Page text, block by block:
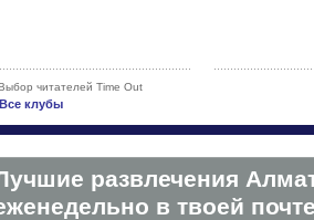
читателей Time Out
Все клубы
развлечения
в твоей